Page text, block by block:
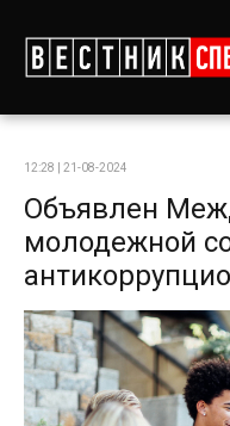
12:28 | 21-08-2024
Объявлен
молодежной